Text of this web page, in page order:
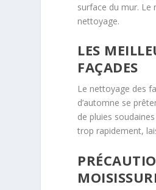
surface du mur. Le
nettoyage.
LES
FAÇADES
Le nettoyage des
d’automne se
de pluies
trop rapidement,